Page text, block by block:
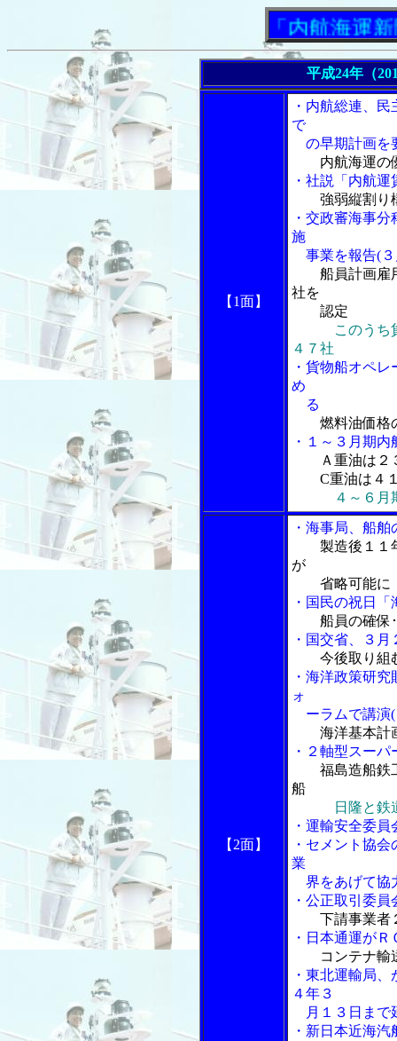
「内航海運新聞
平成24年（
【1面】
・内航総連、
で
の早期計画を
内航海運の
・社説「内航
強弱縦割り
・交政審海事
施
事業を報告(３
船員計画雇
社を
認定
このうち
４７社
・貨物船オペ
め
る
燃料油価格
・１～３月期
Ａ重油は
C重油は４１
４～６月
【2面】
・海事局、船
製造後１１
が
省略可能に
・国民の祝日
船員の確保
・国交省、３
今後取り組
・海洋政策研
ォ
ーラムで講演(
海洋基本計
・２軸型スー
福島造船鉄
船
日隆と鉄
・運輸安全委
・セメント協
業
界をあげて協
・公正取引委
下請事業者
・日本通運が
コンテナ輸
・東北運輸局
４年３
月１３日まで
・新日本近海